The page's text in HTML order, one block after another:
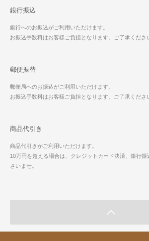
銀行振込
銀行へのお振込がご利用いただけます。
お振込手数料はお客様ご負担となります。ご了承くださ
郵便振替
郵便局へのお振込がご利用いただけます。
お振込手数料はお客様ご負担となります。ご了承くださ
商品代引き
商品代引きがご利用いただけます。
10万円を超える場合は、クレジットカード決済、銀行
さいませ。